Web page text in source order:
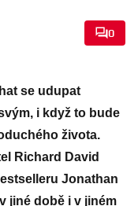
0
se udupat
i když to bude
života.
Richard David
Jonathan
jiné době i v jiném